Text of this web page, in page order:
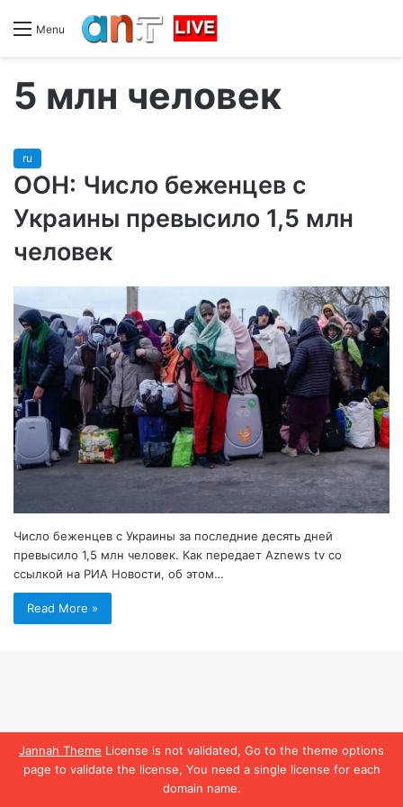
Jannah Theme License is not validated, Go to the theme options
page to validate the license, You need a single license for each
domain name.
Menu
5 млн человек
ru
ООН: Число беженцев с
Украины превысило 1,5 млн
человек
Число беженцев с Украины за последние десять дней
превысило 1,5 млн человек. Как передает Aznews tv со
ссылкой на РИА Новости, об этом…
Read More »